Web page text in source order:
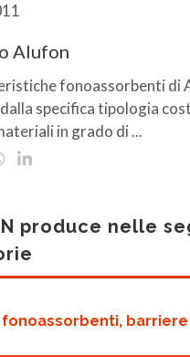
Alufon
fonoassorbenti di
specifica tipologia
in grado di ...
produce nelle